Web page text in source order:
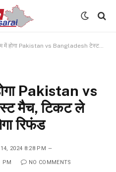
Pakistan vs Bangladesh टेस्ट मैच, टिकट ले चुके दर्शकों को मिलेगा रिफंड
Pakistan vs
मैच, टिकट ले
रिफंड
2024 8:28 PM
PM NO COMMENTS